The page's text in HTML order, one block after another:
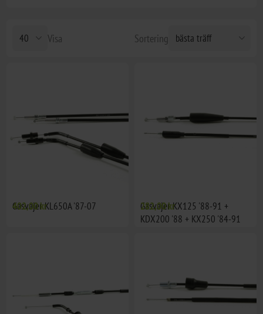
Sortering
Visa
Gasvajer KL650A '87-07
402,00 kr
Gasvajer KX125 '88-91 +
KDX200 '88 + KX250 '84-91
282,00 kr